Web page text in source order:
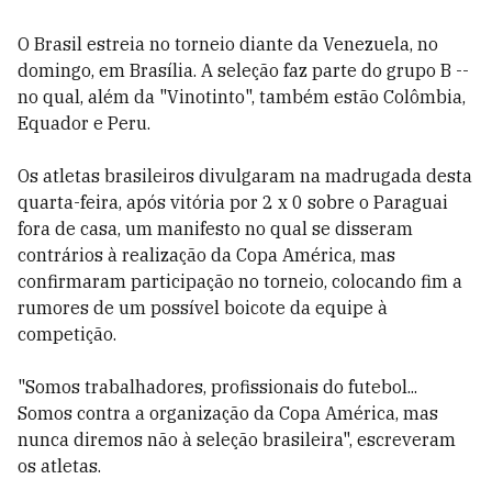
O Brasil estreia no torneio diante da Venezuela, no
domingo, em Brasília. A seleção faz parte do grupo B --
no qual, além da "Vinotinto", também estão Colômbia,
Equador e Peru.
Os atletas brasileiros divulgaram na madrugada desta
quarta-feira, após vitória por 2 x 0 sobre o Paraguai
fora de casa, um manifesto no qual se disseram
contrários à realização da Copa América, mas
confirmaram participação no torneio, colocando fim a
rumores de um possível boicote da equipe à
competição.
"Somos trabalhadores, profissionais do futebol...
Somos contra a organização da Copa América, mas
nunca diremos não à seleção brasileira", escreveram
os atletas.